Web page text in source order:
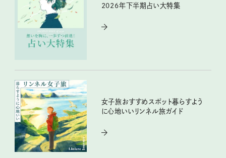
2026年下半期占い大特集
女子旅おすすめスポット暮らすよう
に心地いいリンネル旅ガイド